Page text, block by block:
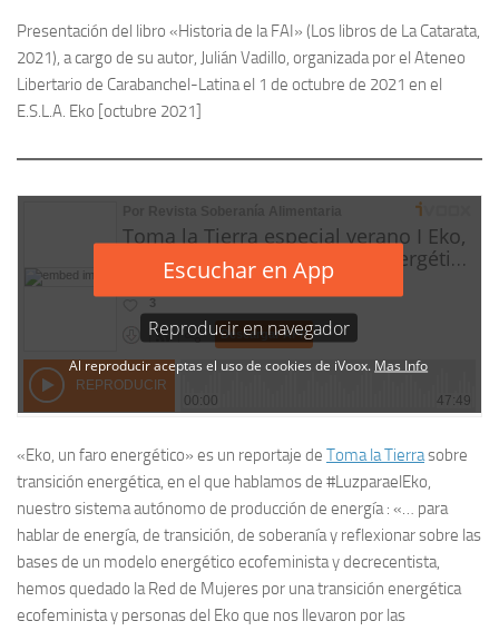
Presentación del libro «Historia de la FAI» (Los libros de La Catarata,
2021), a cargo de su autor, Julián Vadillo, organizada por el Ateneo
Libertario de Carabanchel-Latina el 1 de octubre de 2021 en el
E.S.L.A. Eko [octubre 2021]
«Eko, un faro energético» es un reportaje de Toma la Tierrasobre
transición energética, en el que hablamos de #LuzparaelEko,
nuestro sistema autónomo de producción de energía : «… para
hablar de energía, de transición, de soberanía y reflexionar sobre las
bases de un modelo energético ecofeminista y decrecentista,
hemos quedado la Red de Mujeres por una transición energética
ecofeminista y personas del Eko que nos llevaron por las